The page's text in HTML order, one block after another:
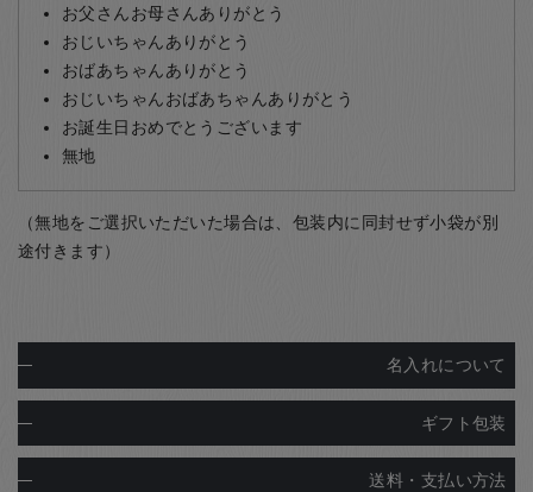
お父さんお母さんありがとう
おじいちゃんありがとう
おばあちゃんありがとう
おじいちゃんおばあちゃんありがとう
お誕生日おめでとうございます
無地
（無地をご選択いただいた場合は、包装内に同封せず小袋が別
途付きます）
名入れについて
ギフト包装
送料・支払い方法